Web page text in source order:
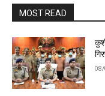
MOST READ